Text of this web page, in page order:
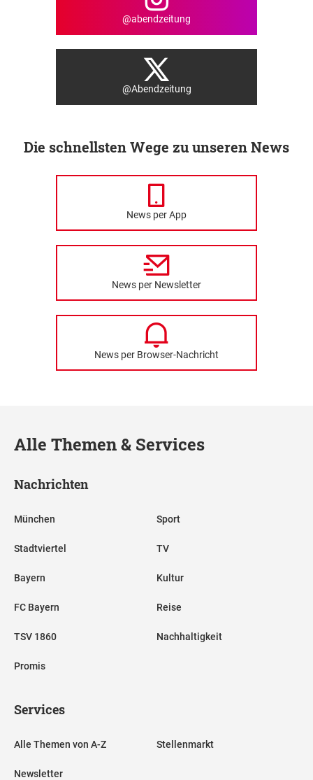
@abendzeitung
@Abendzeitung
Die schnellsten Wege zu unseren News
News per App
News per Newsletter
News per Browser-Nachricht
Alle Themen & Services
Nachrichten
München
Stadtviertel
Bayern
FC Bayern
TSV 1860
Promis
Sport
TV
Kultur
Reise
Nachhaltigkeit
Services
Alle Themen von A-Z
Newsletter
Stellenmarkt